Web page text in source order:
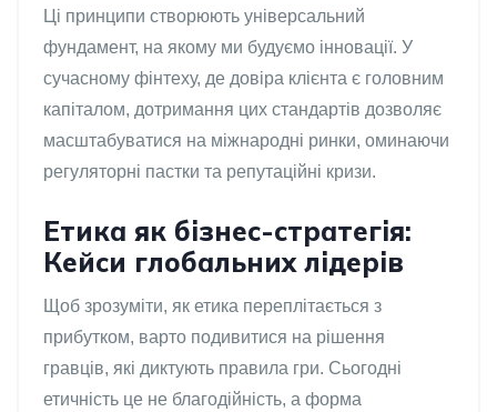
Ці принципи створюють універсальний
фундамент, на якому ми будуємо інновації. У
сучасному фінтеху, де довіра клієнта є головним
капіталом, дотримання цих стандартів дозволяє
масштабуватися на міжнародні ринки, оминаючи
регуляторні пастки та репутаційні кризи.
Етика як бізнес-стратегія:
Кейси глобальних лідерів
Щоб зрозуміти, як етика переплітається з
прибутком, варто подивитися на рішення
гравців, які диктують правила гри. Сьогодні
етичність це не благодійність, а форма